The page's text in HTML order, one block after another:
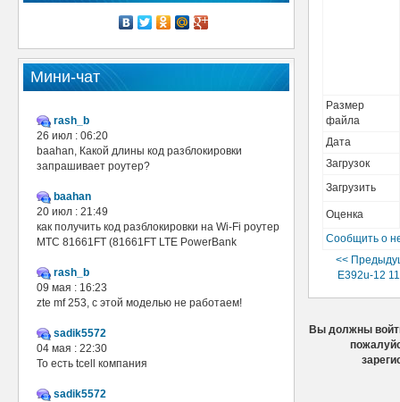
Мини-чат
rash_b
26 июл : 06:20
baahan, Какой длины код разблокировки
запрашивает роутер?
baahan
20 июл : 21:49
как получить код разблокировки на Wi-Fi роутер
МТС 81661FT (81661FT LTE PowerBank
rash_b
09 мая : 16:23
zte mf 253, с этой моделью не работаем!
sadik5572
04 мая : 22:30
То есть tcell компания
sadik5572
Размер
файла
Дата
Загрузок
Загрузить
Оценка
Сообщить о
<<
E392u-12
Вы должны